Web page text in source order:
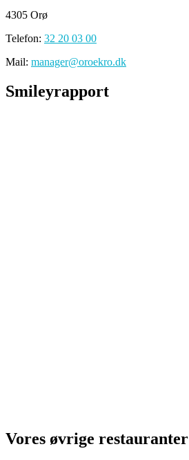
4305 Orø
Telefon: 32 20 03 00
Mail: manager@oroekro.dk
Smileyrapport
Vores øvrige restauranter